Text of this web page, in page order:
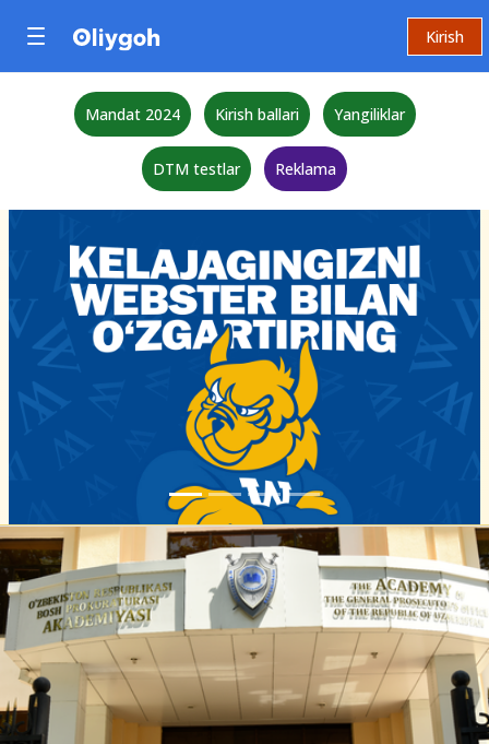
Kirish
Mandat 2024 Kirish ballari Yangiliklar
DTM testlar Reklama